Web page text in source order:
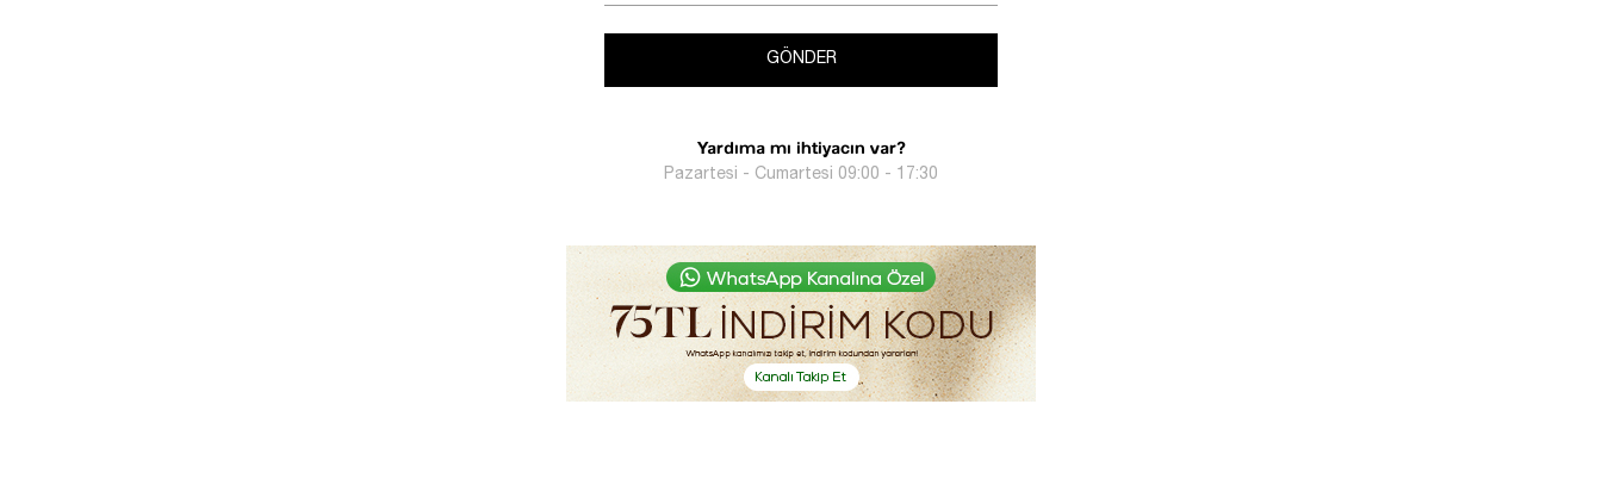
GÖNDER
Yardıma mı ihtiyacın var?
Pazartesi - Cumartesi 09:00 - 17:30